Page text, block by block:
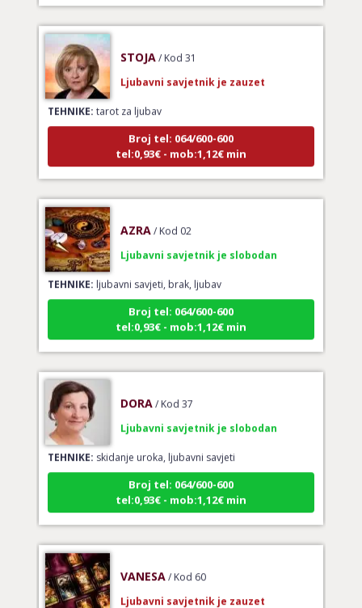
TEHNIKE:tarot za ljubav
Broj tel: 064/600-600
tel:0,93€ - mob:1,12€ min
TEHNIKE:ljubavni savjeti, brak, ljubav
Broj tel: 064/600-600
tel:0,93€ - mob:1,12€ min
TEHNIKE:skidanje uroka, ljubavni savjeti
Broj tel: 064/600-600
tel:0,93€ - mob:1,12€ min